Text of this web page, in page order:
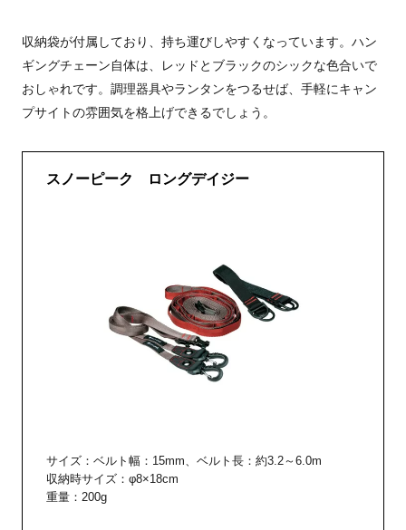
収納袋が付属しており、持ち運びしやすくなっています。ハン
ギングチェーン自体は、レッドとブラックのシックな色合いで
おしゃれです。調理器具やランタンをつるせば、手軽にキャン
プサイトの雰囲気を格上げできるでしょう。
スノーピーク ロングデイジー
サイズ：ベルト幅：15mm、ベルト長：約3.2～6.0m
収納時サイズ：φ8×18cm
重量：200g